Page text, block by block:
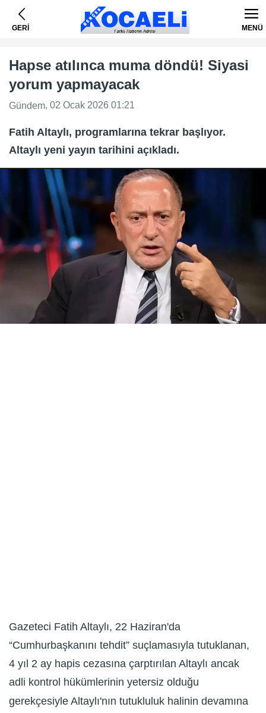
GERİ MENÜ
Hapse atılınca muma döndü! Siyasi
yorum yapmayacak
Gündem, 02 Ocak 2026 01:21
Fatih Altaylı, programlarına tekrar başlıyor.
Altaylı yeni yayın tarihini açıkladı.
Gazeteci Fatih Altaylı, 22 Haziran'da
“Cumhurbaşkanını tehdit” suçlamasıyla tutuklanan,
4 yıl 2 ay hapis cezasına çarptırılan Altaylı ancak
adli kontrol hükümlerinin yetersiz olduğu
gerekçesiyle Altaylı'nın tutukluluk halinin devamına